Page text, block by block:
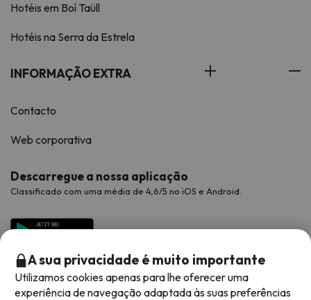
Hotéis em Boí Taüll
Hotéis na Serra da Estrela
INFORMAÇÃO EXTRA
Contacto
Web corporativa
Descarregue a nossa aplicação
Classificado com uma média de 4,6/5 no iOS e Android.
A sua privacidade é muito importante
Utilizamos cookies apenas para lhe oferecer uma
experiência de navegação adaptada às suas preferências